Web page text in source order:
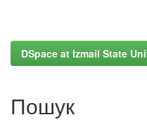
DSpace at Izmail State
Пошук